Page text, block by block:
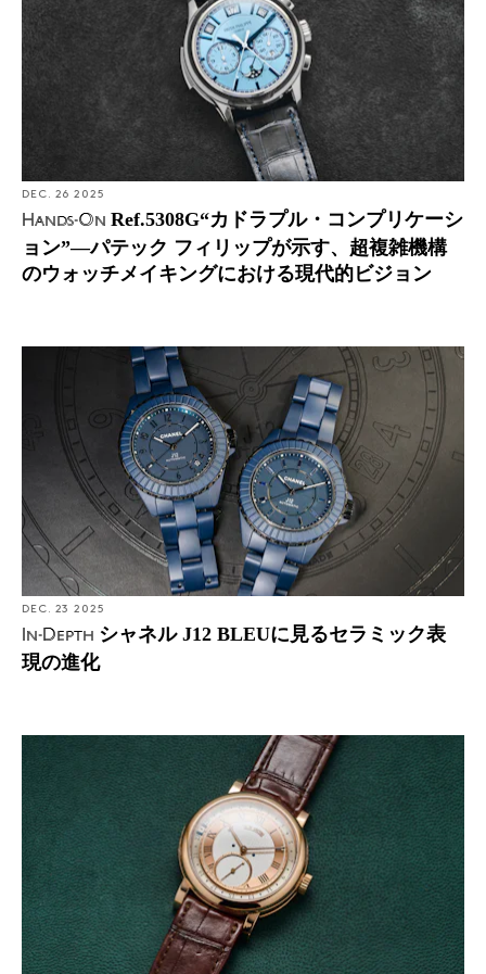
DEC. 26 2025
Hands-On Ref.5308G“カドラプル・コンプリケーシ
ョン”―パテック フィリップが示す、超複雑機構
のウォッチメイキングにおける現代的ビジョン
DEC. 23 2025
In-Depth シャネル J12 BLEUに見るセラミック表
現の進化